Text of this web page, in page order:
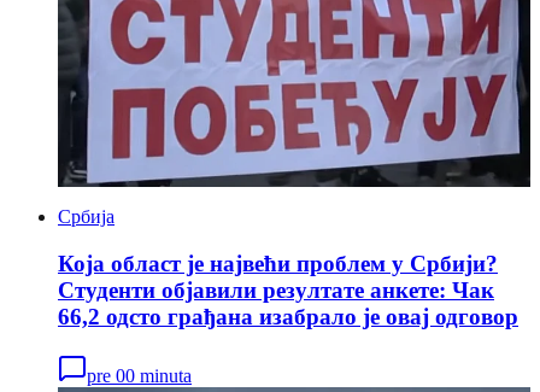
Србија
Која област је највећи проблем у Србији?
Студенти објавили резултате анкете: Чак
66,2 одсто грађана изабрало је овај одговор
pre 00 minuta